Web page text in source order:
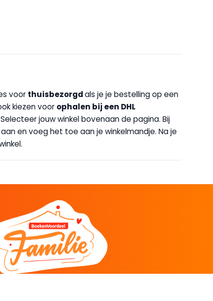
voor thuisbezorgdals je je bestelling op een
kiezen voor ophalen bij een DHL
jouw winkel bovenaan de pagina. Bij
en voeg het toe aan je winkelmandje. Na je